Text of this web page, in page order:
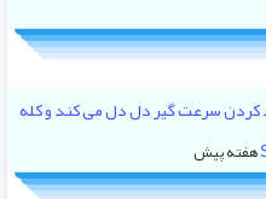
سرعت گیر دل دل می کند و کله